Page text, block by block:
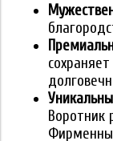
Воротник